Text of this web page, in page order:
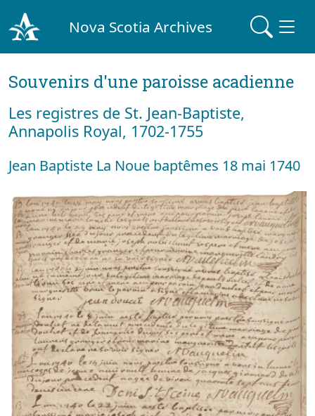
Nova Scotia Archives
Souvenirs d'une paroisse acadienne
Les registres de St. Jean-Baptiste,
Annapolis Royal, 1702-1755
Jean Baptiste La Noue baptêmes 18 mai 1740